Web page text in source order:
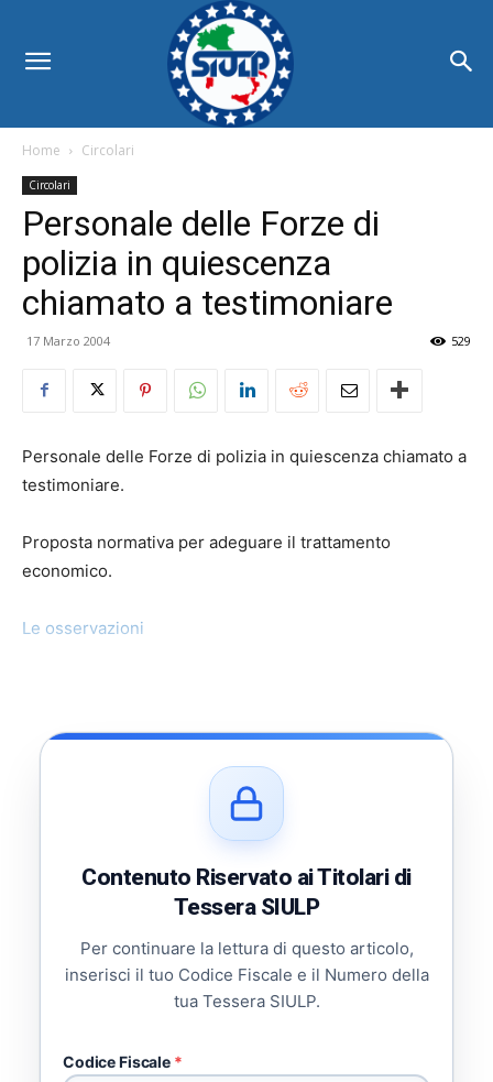
Home Circolari
Circolari
Personale delle Forze di
polizia in quiescenza
chiamato a testimoniare
17 Marzo 2004 529
Personale delle Forze di polizia in quiescenza chiamato a
testimoniare.
Proposta normativa per adeguare il trattamento
economico.
Le osservazioni
Contenuto Riservato ai Titolari di
Tessera SIULP
Per continuare la lettura di questo articolo,
inserisci il tuo Codice Fiscale e il Numero della
tua Tessera SIULP.
Codice Fiscale *